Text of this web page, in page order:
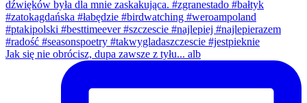
Jak się nie obrócisz, dupa zawsze z tyłu... alb